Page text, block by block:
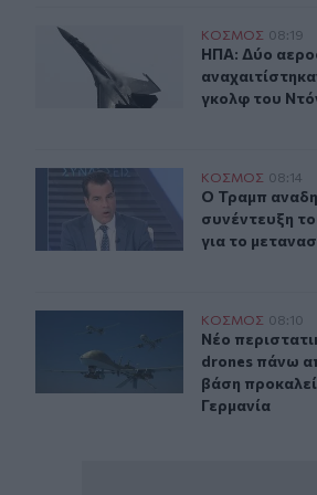
ΗΠΑ: Δύο αεροσκάφηΚΟΣΜΟΣ 08:19
ΗΠΑ: Δύο
ΗΠΑ: Δύο
γκολφ του
Ο Τραμπ αναδημοσίευσε
ΚΟΣΜΟΣ 08:14
Ο Τραμπ
Ο Τραμπ
συνέντευξη
για το
Νέο περιστατικό εντοπισμού
ΚΟΣΜΟΣ 08:10
Νέο
Νέο
drones πάνω
βάση
Γερμανία